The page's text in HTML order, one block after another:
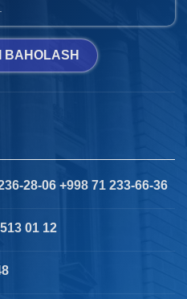
BAHOLASH
28-06 +998 71 233-66-36
01 12